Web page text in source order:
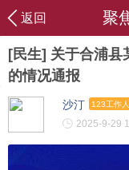
返回 聚
[民生] 关于合浦县
的情况通报
沙汀 123工作
2025-9-29